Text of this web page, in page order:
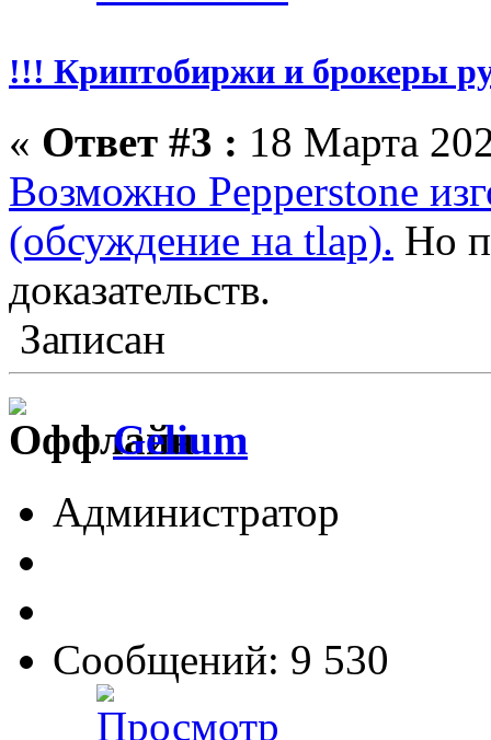
!!! Криптобиржи и брокеры
« Ответ #3 : 18 Марта
Возможно Pepperstone
(обсуждение на tlap). Но
доказательств.
Записан
Gelium
Администратор
Сообщений: 9 530